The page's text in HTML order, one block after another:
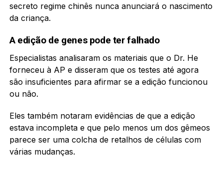
secreto regime chinês nunca anunciará o nascimento
da criança.
A edição de genes pode ter falhado
Especialistas analisaram os materiais que o Dr. He
forneceu à AP e disseram que os testes até agora
são insuficientes para afirmar se a edição funcionou
ou não.
Eles também notaram evidências de que a edição
estava incompleta e que pelo menos um dos gêmeos
parece ser uma colcha de retalhos de células com
várias mudanças.